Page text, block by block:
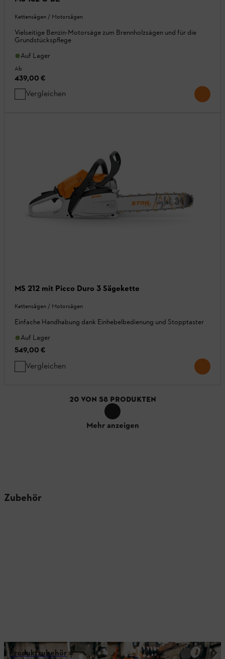
Kettensägen / Motorsägen
Vielseitige Benzin-Motorsäge zum Brennholzsägen und für die
Grundstückspflege
Auf Lager
Ab
439,00 €
Vergleichen
MS 212 mit Picco Duro 3 Sägekette
Kettensägen / Motorsägen
Einfache Handhabung dank Einhebelbedienung und Stopptaster
Auf Lager
549,00 €
Vergleichen
20 VON 58 PRODUKTEN
Mehr anzeigen
Zubehör
Produktzubehör